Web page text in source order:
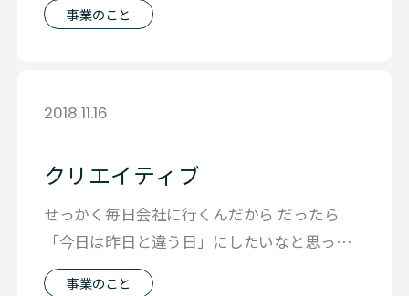
事業のこと
2018.11.16
クリエイティブ
せっかく毎日会社に行くんだから だったら
「今日は昨日と違う日」にしたいなと思って
ウキウキしながら会社にきてます。 小さ
事業のこと